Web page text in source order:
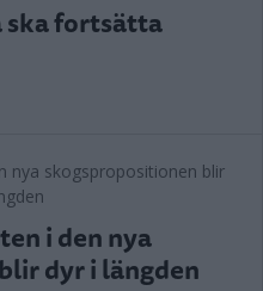
ska fortsätta
i den nya
dyr i längden